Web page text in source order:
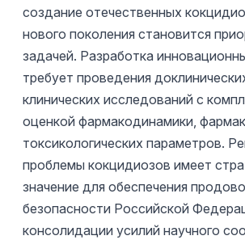
создание отечественных
нового поколения становится
задачей. Разработка
требует проведения
клинических исследований с
оценкой фармакодинамики,
токсикологических параметров.
проблемы кокцидиозов имеет
значение для обеспечения
безопасности Российской
консолидации усилий научного